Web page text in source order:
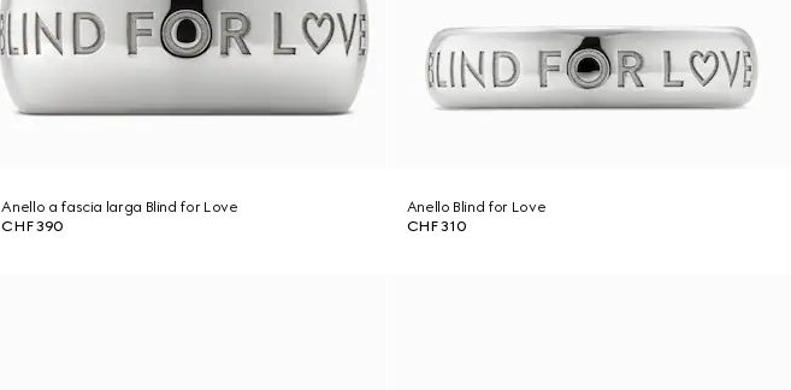
Anello a fascia larga Blind for Love
CHF 390
Anello Blind for Love
CHF 310